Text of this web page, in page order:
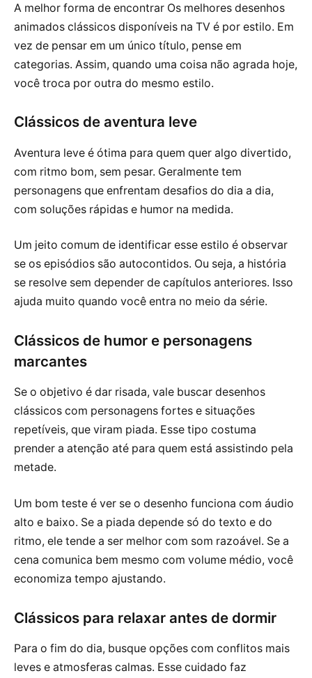
A melhor forma de encontrar Os melhores desenhos
animados clássicos disponíveis na TV é por estilo. Em
vez de pensar em um único título, pense em
categorias. Assim, quando uma coisa não agrada hoje,
você troca por outra do mesmo estilo.
Clássicos de aventura leve
Aventura leve é ótima para quem quer algo divertido,
com ritmo bom, sem pesar. Geralmente tem
personagens que enfrentam desafios do dia a dia,
com soluções rápidas e humor na medida.
Um jeito comum de identificar esse estilo é observar
se os episódios são autocontidos. Ou seja, a história
se resolve sem depender de capítulos anteriores. Isso
ajuda muito quando você entra no meio da série.
Clássicos de humor e personagens
marcantes
Se o objetivo é dar risada, vale buscar desenhos
clássicos com personagens fortes e situações
repetíveis, que viram piada. Esse tipo costuma
prender a atenção até para quem está assistindo pela
metade.
Um bom teste é ver se o desenho funciona com áudio
alto e baixo. Se a piada depende só do texto e do
ritmo, ele tende a ser melhor com som razoável. Se a
cena comunica bem mesmo com volume médio, você
economiza tempo ajustando.
Clássicos para relaxar antes de dormir
Para o fim do dia, busque opções com conflitos mais
leves e atmosferas calmas. Esse cuidado faz